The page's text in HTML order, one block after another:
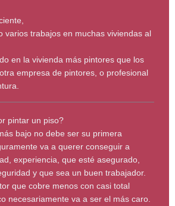
varios trabajos en muchas viviendas al
en la vivienda más pintores que los
empresa de pintores, o profesional
pintar un piso?
bajo no debe ser su primera
va a querer conseguir a
experiencia, que esté asegurado,
y que sea un buen trabajador.
que cobre menos con casi total
necesariamente va a ser el más caro.